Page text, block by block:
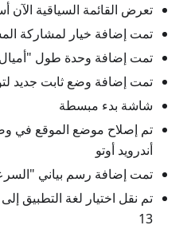
تعرض القائمة السياقية الآن
تمت إضافة خيار لمشاركة
تمت إضافة وحدة طول
تمت إضافة وضع ثابت جديد
شاشة بدء مبسطة
تم إصلاح موضع الموقع في
أندرويد أوتو
تمت إضافة رسم بياني
تم نقل اختيار لغة التطبيق
13